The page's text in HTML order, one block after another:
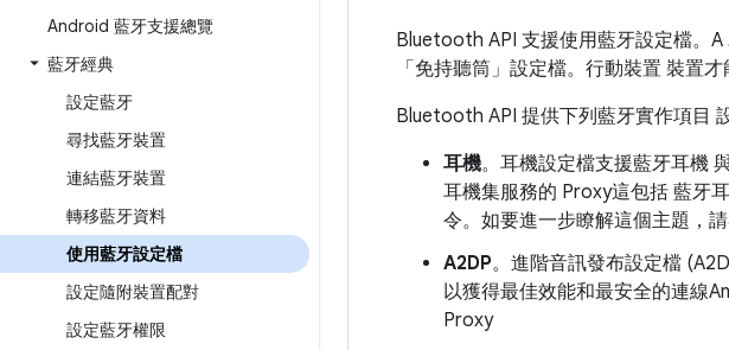
Android 藍牙支援總覽
藍牙經典
設定藍牙
尋找藍牙裝置
連結藍牙裝置
轉移藍牙資料
使用藍牙設定檔
設定隨附裝置配對
設定藍牙權限
Bluetooth API 支援使用藍牙設定檔。
「免持聽筒」設定檔。行動裝置 裝置
Bluetooth API 提供下列藍牙實作項目
耳機。耳機設定檔支援藍牙耳機
耳機集服務的 Proxy這包括 藍牙
令。如要進一步瞭解這個主題，
A2DP。進階音訊發布設定檔
以獲得最佳效能和最安全的連線
Proxy